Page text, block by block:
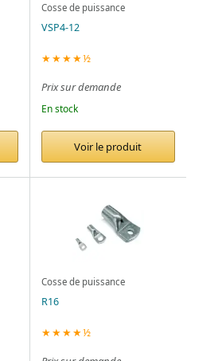
Cosse de puissance
VSP4-12
★★★★½
Prix sur demande
En stock
Voir le produit
Cosse de puissance
R16
★★★★½